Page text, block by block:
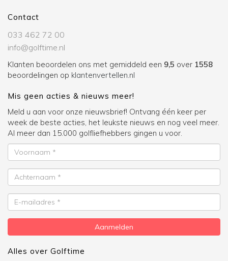
Contact
033 462 72 00
info@golftime.nl
Klanten beoordelen ons met gemiddeld een 9,5 over 1558
beoordelingen op klantenvertellen.nl
Mis geen acties & nieuws meer!
Meld u aan voor onze nieuwsbrief! Ontvang één keer per
week de beste acties, het leukste nieuws en nog veel meer.
Al meer dan 15.000 golfliefhebbers gingen u voor.
Voornaam
Achternaam
E-
mailadres
Aanmelden
Alles over Golftime